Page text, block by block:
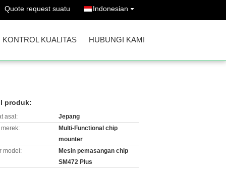
Quote request suatu Indonesian
KONTROL KUALITAS HUBUNGI KAMI
produk:
asal:
Jepang
merek:
Multi-Functional chip
mounter
model:
Mesin pemasangan chip
SM472 Plus